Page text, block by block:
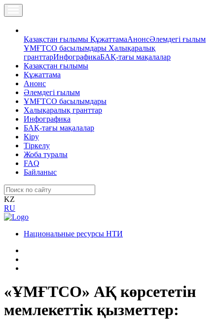
Қазақстан ғылымы ҚұжаттамаАнонсӘлемдегі ғылым
ҰМҒТСО басылымдары Халықаралық
гранттарИнфографикаБАҚ-тағы мақалалар
Қазақстан ғылымы
Құжаттама
Анонс
Әлемдегі ғылым
ҰМҒТСО басылымдары
Халықаралық гранттар
Инфографика
БАҚ-тағы мақалалар
Кіру
Тіркелу
Жоба туралы
FAQ
Байланыс
KZ
RU
Национальные ресурсы НТИ
«ҰМҒТСО» АҚ көрсететін
мемлекеттік қызметтер: